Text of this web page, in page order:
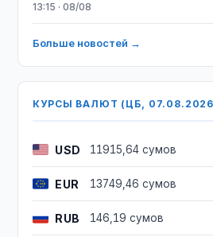
13:15 · 08/08
Больше новостей →
КУРСЫ ВАЛЮТ (ЦБ,
USD 11915,64 сумов
EUR 13749,46 сумов
RUB 146,19 сумов